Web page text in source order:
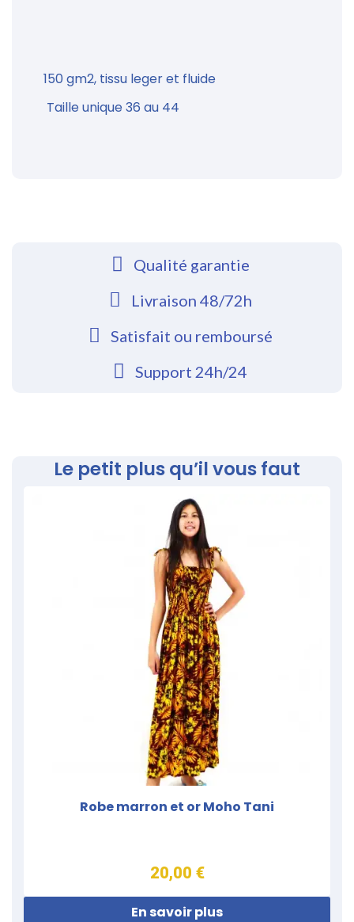
150 gm2, tissu leger et fluide
Taille unique 36 au 44
Qualité garantie
Livraison 48/72h
Satisfait ou remboursé
Support 24h/24
Le petit plus qu’il vous faut
Robe marron et or Moho Tani
20,00 €
En savoir plus